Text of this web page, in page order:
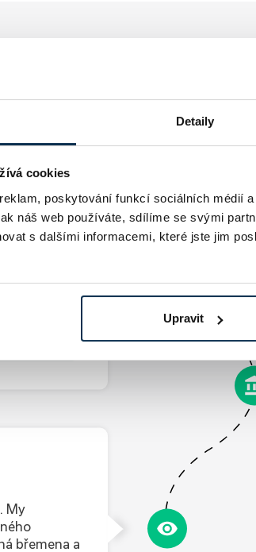
Detaily
cookies
poskytování funkcí sociálních médií
náš web používáte, sdílíme se svými
s dalšími informacemi, které jste jim
Upravit
Jakto bude
si tak
vám též
bude k
dáme po
My
břemena a